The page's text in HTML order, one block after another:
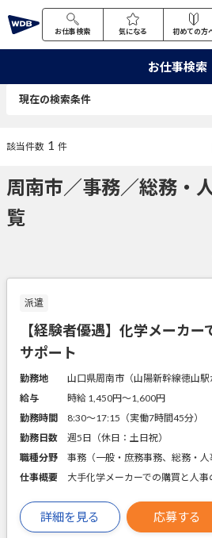
お仕事検索 気になる 初めての方
お仕事検索
現在の検索条件
該当件数 1 件
周南市／事務／総務・
覧
派遣
【経験者優遇】化学メーカ
サポート
勤務地
山口県周南市（山陽新幹線徳山駅
給与
時給 1,450円〜1,600円
勤務時間
8:30～17:15（実働7時間45分）
勤務日数
週5日（休日：土日祝）
職種分野
事務（一般・庶務事務、総務・人
仕事概要
大手化学メーカーでの購買と人事
詳細を見る 応募する